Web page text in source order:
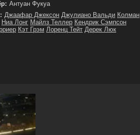
Антуан Фукуа
Джаафар Джексон Джулиано Вальди Колман
Ниа Лонг Майлз Теллер Кендрик Сэмпсон
Кэт Грэм Лоренц Тейт Дерек Люк